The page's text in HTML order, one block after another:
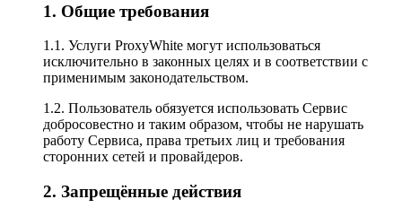
1. Общие требования
1.1. Услуги ProxyWhite могут использоваться
исключительно в законных целях и в соответствии с
применимым законодательством.
1.2. Пользователь обязуется использовать Сервис
добросовестно и таким образом, чтобы не нарушать
работу Сервиса, права третьих лиц и требования
сторонних сетей и провайдеров.
2. Запрещённые действия